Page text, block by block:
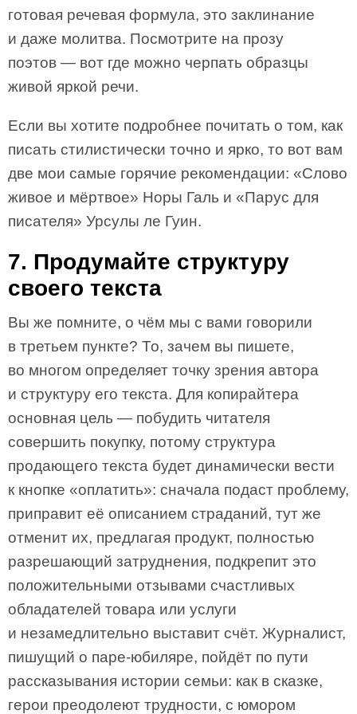
готовая речевая формула, это заклинание
и даже молитва. Посмотрите на прозу
поэтов — вот где можно черпать образцы
живой яркой речи.
Если вы хотите подробнее почитать о том, как
писать стилистически точно и ярко, то вот вам
две мои самые горячие рекомендации: «Слово
живое и мёртвое» Норы Галь и «Парус для
писателя» Урсулы ле Гуин.
7. Продумайте структуру
своего текста
Вы же помните, о чём мы с вами говорили
в третьем пункте? То, зачем вы пишете,
во многом определяет точку зрения автора
и структуру его текста. Для копирайтера
основная цель — побудить читателя
совершить покупку, потому структура
продающего текста будет динамически вести
к кнопке «оплатить»: сначала подаст проблему,
приправит её описанием страданий, тут же
отменит их, предлагая продукт, полностью
разрешающий затруднения, подкрепит это
положительными отзывами счастливых
обладателей товара или услуги
и незамедлительно выставит счёт. Журналист,
пишущий о паре-юбиляре, пойдёт по пути
рассказывания истории семьи: как в сказке,
герои преодолеют трудности, с юмором